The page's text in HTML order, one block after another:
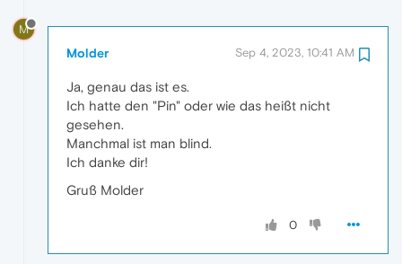
M
Molder Sep 4, 2023, 10:41 AM
Ja, genau das ist es.
Ich hatte den "Pin" oder wie das heißt nicht
gesehen.
Manchmal ist man blind.
Ich danke dir!
Gruß Molder
0